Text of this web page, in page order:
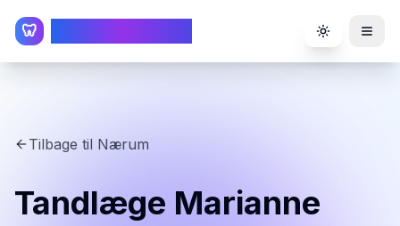
🦷 Toggle
Tilbage til Nærum
Tandlæge Marianne